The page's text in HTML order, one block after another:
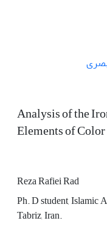
Analysis of the
Elements of
Reza Rafiei Rad
Ph. D student, Islamic
Tabriz, Iran.